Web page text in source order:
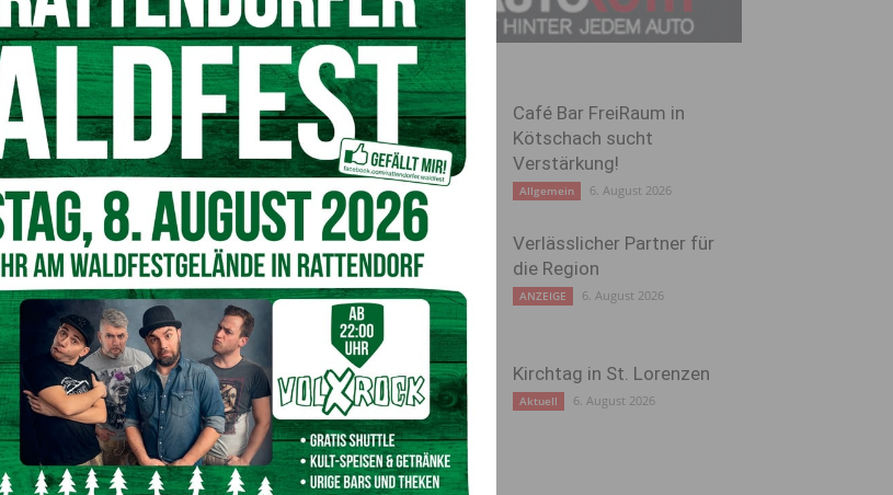
© Peter Maier/Austrian Mediahouse
der Kernprinzipien der Klima- und
des Klima- und Energiefonds bei der
fossilfreie Zukunft unterstützt und
tragen
See / Weissensee / Lesachtal zu
Zertifizierungsprozess nach den
abgeschlossen und wird in Kürze das
im Bezirk Hermagor ist eine
durch Ambitionen und umfangreiche
und internationale Inspiration für
das Senken von THG Emissionen um 50
aus erneuerbaren Energien stammt. Mehr
Café Bar FreiRaum in
Kötschach sucht
Verstärkung!
Allgemein 6. August 2026
Verlässlicher Partner für
die Region
ANZEIGE 6. August 2026
Kirchtag in St. Lorenzen
Aktuell 6. August 2026